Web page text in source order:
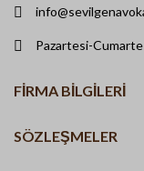
Pazartesi-
FIRMA BILGILERI
SÖZLEŞMELER